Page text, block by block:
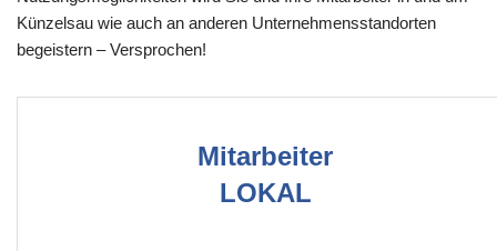
Künzelsau wie auch an anderen Unternehmensstandorten
begeistern – Versprochen!
Mitarbeiter
LOKAL